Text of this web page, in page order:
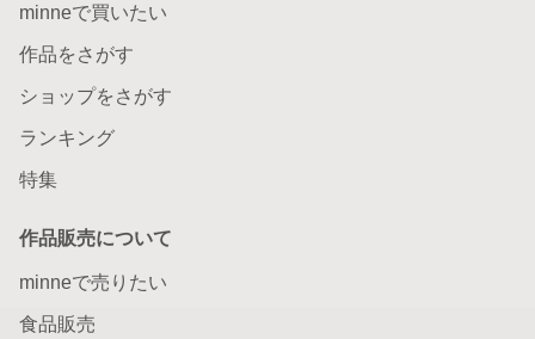
minneで買いたい
作品をさがす
ショップをさがす
ランキング
特集
作品販売について
minneで売りたい
食品販売